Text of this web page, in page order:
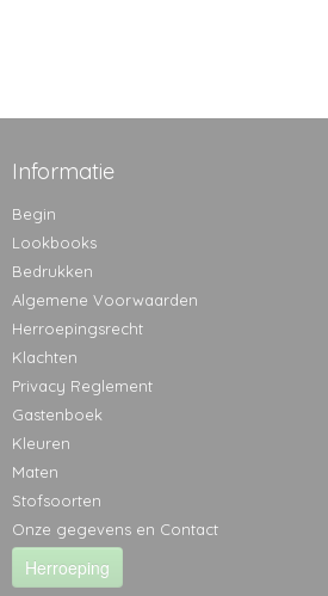
Informatie
Begin
Lookbooks
Bedrukken
Algemene Voorwaarden
Herroepingsrecht
Klachten
Privacy Reglement
Gastenboek
Kleuren
Maten
Stofsoorten
Onze gegevens en Contact
Herroeping